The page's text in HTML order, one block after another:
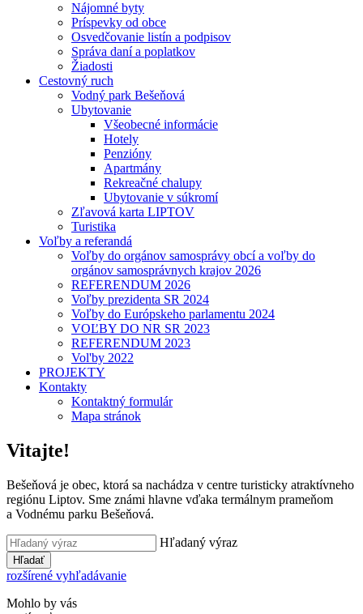
Nájomné byty
Príspevky od obce
Osvedčovanie listín a podpisov
Správa daní a poplatkov
Žiadosti
Cestovný ruch
Vodný park Bešeňová
Ubytovanie
Všeobecné informácie
Hotely
Penzióny
Apartmány
Rekreačné chalupy
Ubytovanie v súkromí
Zľavová karta LIPTOV
Turistika
Voľby a referandá
Voľby do orgánov samosprávy obcí a voľby do
orgánov samosprávnych krajov 2026
REFERENDUM 2026
Voľby prezidenta SR 2024
Voľby do Európskeho parlamentu 2024
VOĽBY DO NR SR 2023
REFERENDUM 2023
Vol'by 2022
PROJEKTY
Kontakty
Kontaktný formulár
Mapa stránok
Vitajte!
Bešeňová je obec, ktorá sa nachádza v centre turisticky atraktívneho
regiónu Liptov. Sme známi hlavne vďaka termálnym prameňom
a Vodnému parku Bešeňová.
Hľadaný výraz
Hľadať
rozšírené vyhľadávanie
Mohlo by vás